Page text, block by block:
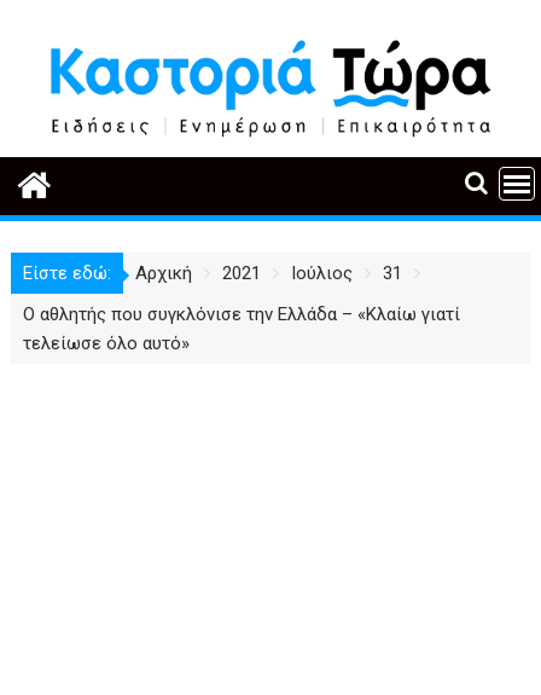
περιεχόμενο
Είστε εδώ: Αρχική 2021 Ιούλιος
31
Ο αθλητής που συγκλόνισε την Ελλάδα – «Κλαίω γιατί
τελείωσε όλο αυτό»